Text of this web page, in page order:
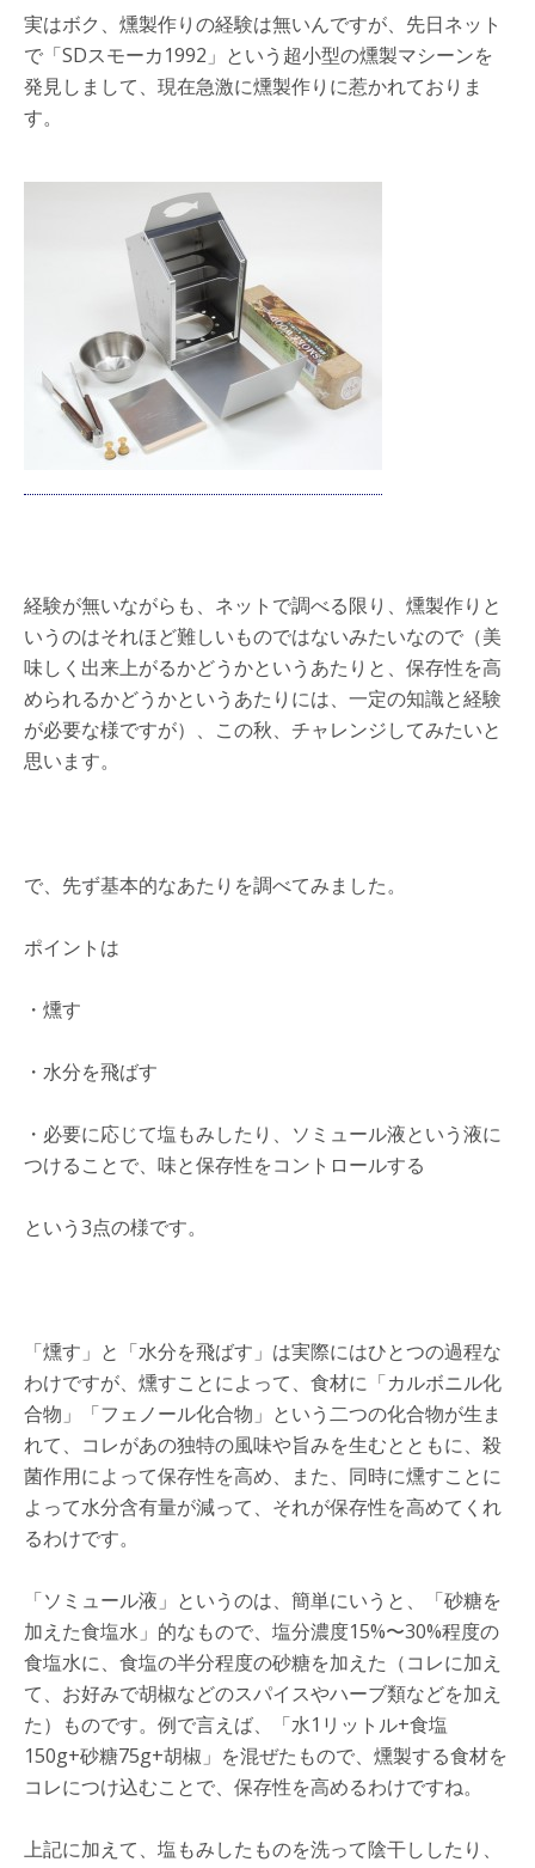
実はボク、燻製作りの経験は無いんですが、先日ネット
で「SDスモーカ1992」という超小型の燻製マシーンを
発見しまして、現在急激に燻製作りに惹かれておりま
す。
経験が無いながらも、ネットで調べる限り、燻製作りと
いうのはそれほど難しいものではないみたいなので（美
味しく出来上がるかどうかというあたりと、保存性を高
められるかどうかというあたりには、一定の知識と経験
が必要な様ですが）、この秋、チャレンジしてみたいと
思います。
で、先ず基本的なあたりを調べてみました。
ポイントは
・燻す
・水分を飛ばす
・必要に応じて塩もみしたり、ソミュール液という液に
つけることで、味と保存性をコントロールする
という3点の様です。
「燻す」と「水分を飛ばす」は実際にはひとつの過程な
わけですが、燻すことによって、食材に「カルボニル化
合物」「フェノール化合物」という二つの化合物が生ま
れて、コレがあの独特の風味や旨みを生むとともに、殺
菌作用によって保存性を高め、また、同時に燻すことに
よって水分含有量が減って、それが保存性を高めてくれ
るわけです。
「ソミュール液」というのは、簡単にいうと、「砂糖を
加えた食塩水」的なもので、塩分濃度15%〜30%程度の
食塩水に、食塩の半分程度の砂糖を加えた（コレに加え
て、お好みで胡椒などのスパイスやハーブ類などを加え
た）ものです。例で言えば、「水1リットル+食塩
150g+砂糖75g+胡椒」を混ぜたもので、燻製する食材を
コレにつけ込むことで、保存性を高めるわけですね。
上記に加えて、塩もみしたものを洗って陰干ししたり、